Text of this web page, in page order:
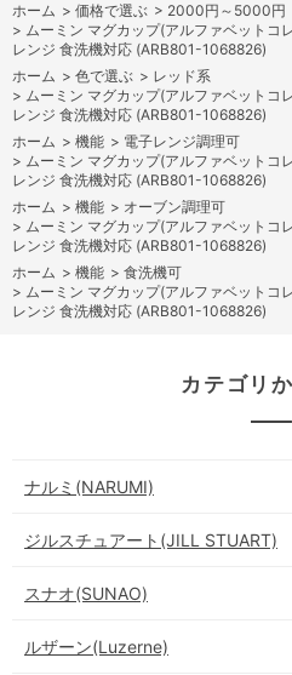
ホーム > 価格で選ぶ > 2000円～5000円
> ムーミン マグカップ(アルファベット
レンジ 食洗機対応 (ARB801-1068826)
ホーム > 色で選ぶ > レッド系
> ムーミン マグカップ(アルファベット
レンジ 食洗機対応 (ARB801-1068826)
ホーム > 機能 > 電子レンジ調理可
> ムーミン マグカップ(アルファベット
レンジ 食洗機対応 (ARB801-1068826)
ホーム > 機能 > オーブン調理可
> ムーミン マグカップ(アルファベット
レンジ 食洗機対応 (ARB801-1068826)
ホーム > 機能 > 食洗機可
> ムーミン マグカップ(アルファベット
レンジ 食洗機対応 (ARB801-1068826)
カテゴリ
ナルミ(NARUMI)
ジルスチュアート(JILL STUART)
スナオ(SUNAO)
ルザーン(Luzerne)